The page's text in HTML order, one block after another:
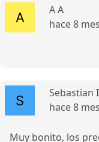
A A
hace 8
Sebastian
hace 8
Muy bonito, los